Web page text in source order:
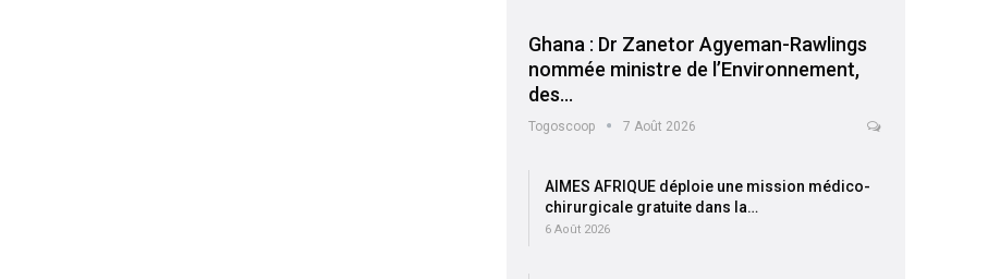
Ghana : Dr Zanetor Agyeman-Rawlings
nommée ministre de l’Environnement,
des…
Togoscoop 7 Août 2026
AIMES AFRIQUE déploie une mission médico-
chirurgicale gratuite dans la…
6 Août 2026